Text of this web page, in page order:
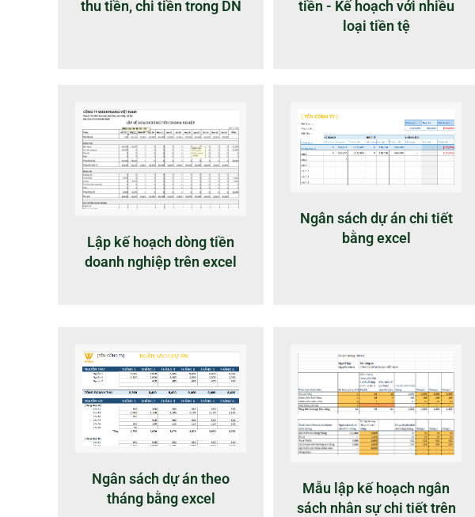
thu tiền, chi tiền trong DN
tiền - Kế hoạch với nhiều
loại tiền tệ
Lập kế hoạch dòng tiền
doanh nghiệp trên excel
Ngân sách dự án chi tiết
bằng excel
Ngân sách dự án theo
tháng bằng excel
Mẫu lập kế hoạch ngân
sách nhân sự chi tiết trên